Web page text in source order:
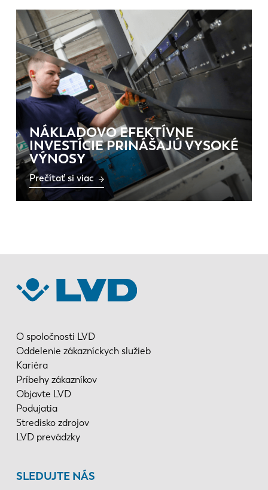
NÁKLADOVO EFEKTÍVNE
INVESTÍCIE PRINÁŠAJÚ VYSOKÉ
VÝNOSY
Prečítať si viac
O spoločnosti LVD
Oddelenie zákazníckych služieb
Kariéra
Príbehy zákazníkov
Objavte LVD
Podujatia
Stredisko zdrojov
LVD prevádzky
SLEDUJTE NÁS